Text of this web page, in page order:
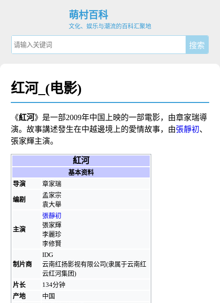
萌村百科
文化、娱乐与潮流的百科汇聚地
红河_(电影)
《紅河》是一部2009年中国 上映的一部電影，由章家瑞導
演。故事講述發生在中越邊境上的愛情故事，由張靜初、
張家輝主演。
紅河
基本资料
导演
章家瑞
编剧
孟家宗
袁大舉
主演
張靜初
張家輝
李麗珍
李修賢
制片商
IDG
云南红扬影视有限公司(隶属于云南红
云红河集团)
片长
134分钟
产地
中国